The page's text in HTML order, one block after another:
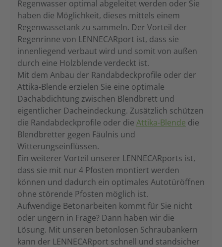
Regenwasser optimal abgeleitet werden oder Sie
haben die Möglichkeit, dieses mittels einem
Regenwassetank zu sammeln. Der Vorteil der
Regenrinne von LENNECARport ist, dass sie
innenliegend verbaut wird und somit von außen
durch eine Holzblende verdeckt ist.
Mit dem Anbau der Randabdeckprofile oder der
Attika-Blende erzielen Sie eine optimale
Dachabdichtung zwischen Blendbrett und
eigentlicher Dacheindeckung. Zusätzlich schützen
die Randabdeckprofile oder die Attika-Blende die
Blendbretter gegen Fäulnis und
Witterungseinflüssen.
Ein weiterer Vorteil unserer LENNECARports ist,
dass sie mit nur 4 Pfosten montiert werden
können und dadurch ein optimales Autotüröffnen
ohne störende Pfosten möglich ist.
Aufwendige Betonarbeiten kommt für Sie nicht
oder ungern in Frage? Dann haben wir die
Lösung. Mit unseren betonlosen Schraubankern
kann der LENNECARport schnell und standsicher